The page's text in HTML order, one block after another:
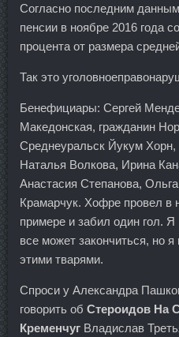
Согласно последним
пенсии в ноябре 2016 года
процента от размера
Так это
Бенефициары: Сергей
Македонская, гражданин
Среднеуральск Йукум Хорн,
Наталья Волкова, Ирина
Анастасия Степанова,
Крамарчук. Хофре провел в
примере и забил один гол.
все может закончиться, но
этими тварями.
Спроси у Александра
говорить об Стероидов На
Кременчуг Владислав